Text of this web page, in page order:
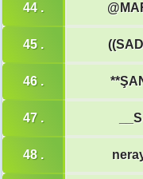
44 .
45 .
46 .
47 .
48 .